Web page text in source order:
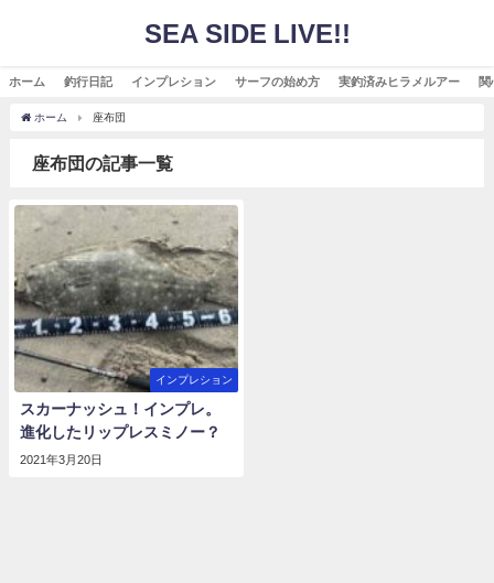
SEA SIDE LIVE!!
ホーム 釣行日記 インプレション サーフの始め方 実釣済みヒラメルアー 関
ホーム 座布団
座布団の記事一覧
インプレション
スカーナッシュ！インプレ。
進化したリップレスミノー？
2021年3月20日